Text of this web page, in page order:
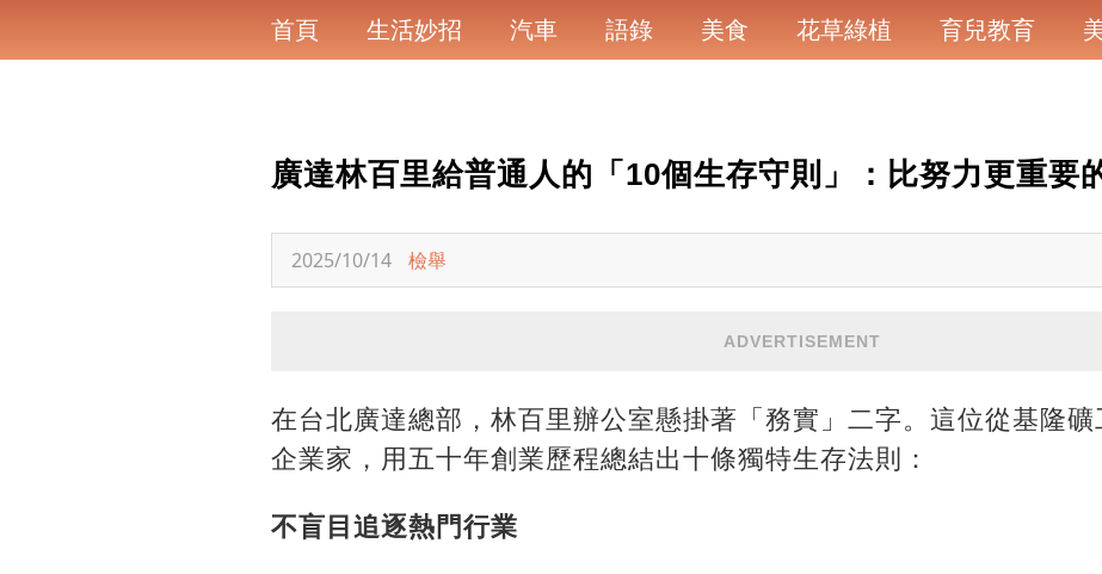
首頁 生活妙招 汽車 語錄 美食 花草綠植 育兒教育
廣達林百里給普通人的「10個生存守則」：比努力更重要
2025/10/14 檢舉
ADVERTISEMENT
在台北廣達總部，林百里辦公室懸掛著「務實」二字。這位從基隆
企業家，用五十年創業歷程總結出十條獨特生存法則：
不盲目追逐熱門行業